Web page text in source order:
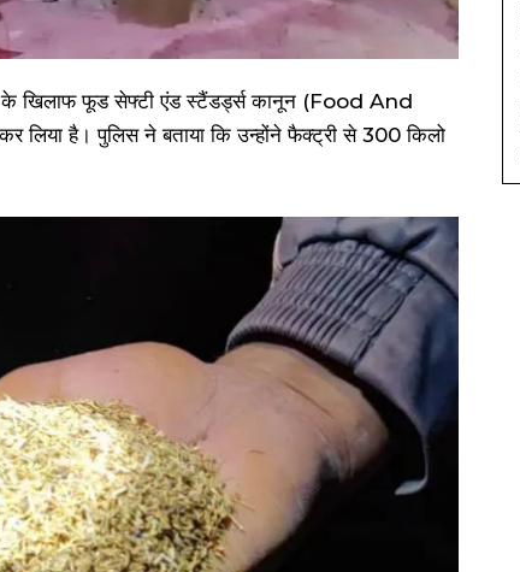
के खिलाफ फूड सेफ्टी एंड स्टैंडर्ड्स कानून (Food And
है। पुलिस ने बताया कि उन्होंने फैक्ट्री से 300 किलो